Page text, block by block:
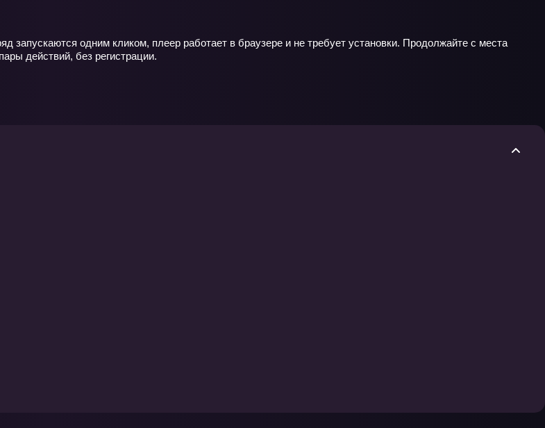
запускаются одним кликом, плеер работает в браузере и не требует установки. Продолжайте с места
действий, без регистрации.